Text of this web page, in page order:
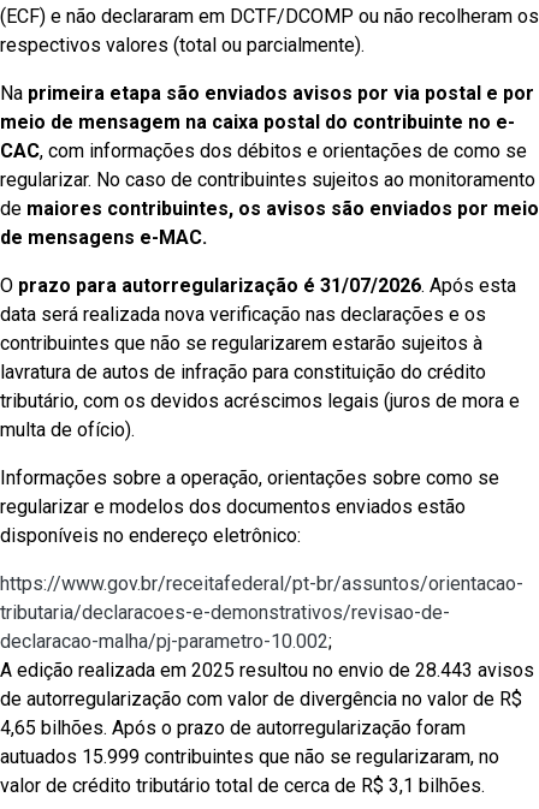
(ECF) e não declararam em DCTF/DCOMP ou não recolheram os
respectivos valores (total ou parcialmente).
Na primeira etapa são enviados avisos por via postal e por
meio de mensagem na caixa postal do contribuinte no e-
CAC, com informações dos débitos e orientações de como se
regularizar. No caso de contribuintes sujeitos ao monitoramento
de maiores contribuintes, os avisos são enviados por meio
de mensagens e-MAC.
O prazo para autorregularização é 31/07/2026. Após esta
data será realizada nova verificação nas declarações e os
contribuintes que não se regularizarem estarão sujeitos à
lavratura de autos de infração para constituição do crédito
tributário, com os devidos acréscimos legais (juros de mora e
multa de ofício).
Informações sobre a operação, orientações sobre como se
regularizar e modelos dos documentos enviados estão
disponíveis no endereço eletrônico:
https://www.gov.br/receitafederal/pt-br/assuntos/orientacao-
tributaria/declaracoes-e-demonstrativos/revisao-de-
declaracao-malha/pj-parametro-10.002;
A edição realizada em 2025 resultou no envio de 28.443 avisos
de autorregularização com valor de divergência no valor de R$
4,65 bilhões. Após o prazo de autorregularização foram
autuados 15.999 contribuintes que não se regularizaram, no
valor de crédito tributário total de cerca de R$ 3,1 bilhões.